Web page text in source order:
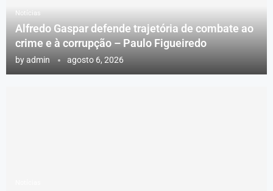
Notícias
Alfredo Gaspar defende trajetória de combate ao
crime e à corrupção – Paulo Figueiredo
byadmin agosto 6, 2026